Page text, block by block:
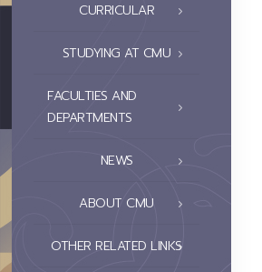
CURRICULAR
STUDYING AT CMU
FACULTIES AND
DEPARTMENTS
NEWS
ABOUT CMU
OTHER RELATED LINKS